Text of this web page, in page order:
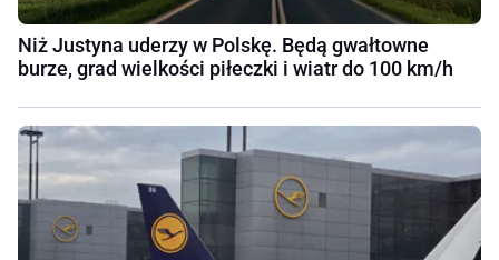
Niż Justyna uderzy w Polskę. Będą gwałtowne
burze, grad wielkości piłeczki i wiatr do 100 km/h